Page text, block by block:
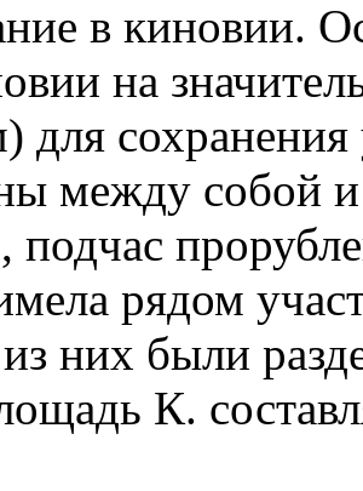
в киновии.
на
для
между собой
подчас
рядом
них были
К.